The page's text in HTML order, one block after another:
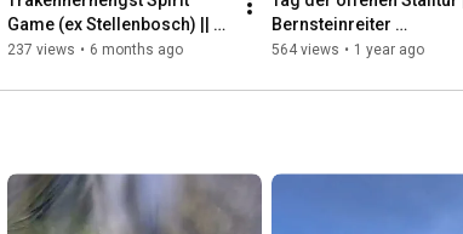
Game (ex Stellenbosch) ||
Bernsteinreiter
237 views • 6 months ago
Bernsteinreiter
Erlebnisreiterhöfe
564 views • 1 year ago